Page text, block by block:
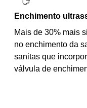
Enchimento
Mais de 30% mais
no enchimento da
sanitas que
válvula de